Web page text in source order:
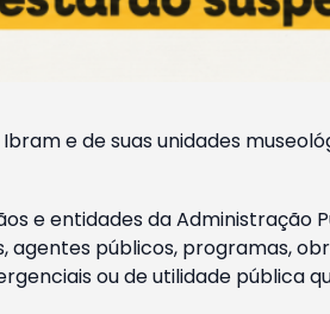
e de suas unidades
e entidades da Administração
públicos, programas,
ou de utilidade pública